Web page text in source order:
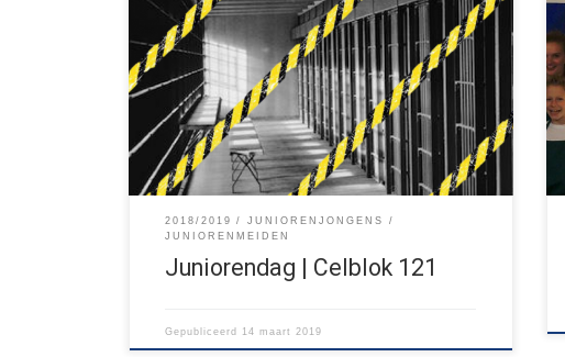
Voor de Junioren van Gastel, Leende én Budel-
Schoot is het vrijdag 29 maart Juniorendag. JNBS
tovert de blokhut om tot een ware
smokkelgevangenis! In een mega-escape room zullen
de Junioren van Gastel, Leende en Budel-Schoot
gaan strijden om de grootste maffiabaas te worden
van het district… Locatie: Grootschoterweg 121
2018/2019
JUNIORENJONGENS
JUNIORENMEIDEN
Juniorendag | Celblok 121
Gepubliceerd 14 maart 2019